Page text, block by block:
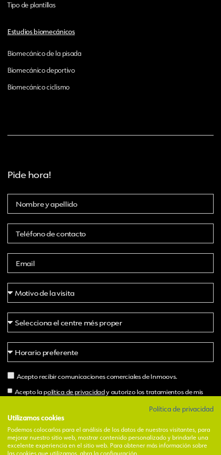
Tipo de plantillas
Estudios biomecánicos
Biomecánico de la pisada
Biomecánico deportivo
Biomecánico ciclismo
Pide hora!
Acepto recibir comunicaciones comerciales de Inmoovs.
Acepto la política de privacidady autorizo los tratamientos de mis
Pide hora
Alternative:
Política de privacidad
Utilizamos cookies
Podemos colocarlos para el análisis de los datos de nuestros visitantes, para
mejorar nuestro sitio web, mostrar contenido personalizado y brindarle una
excelente experiencia en el sitio web. Para obtener más información sobre
las cookies que utilizamos, abra la configuración.